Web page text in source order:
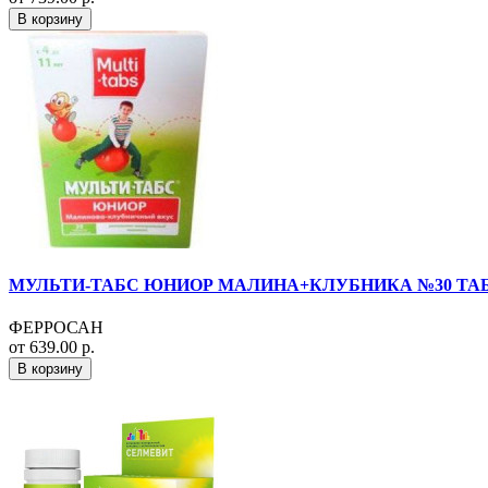
В корзину
МУЛЬТИ-ТАБС ЮНИОР МАЛИНА+КЛУБНИКА №30
ФЕРРОСАН
от 639.00 р.
В корзину